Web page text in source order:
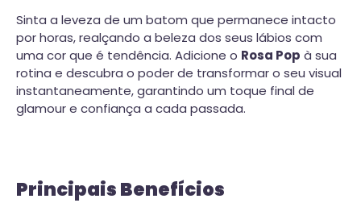
Sinta a leveza de um batom que permanece intacto
por horas, realçando a beleza dos seus lábios com
uma cor que é tendência. Adicione o Rosa Pop à sua
rotina e descubra o poder de transformar o seu visual
instantaneamente, garantindo um toque final de
glamour e confiança a cada passada.
Principais Benefícios